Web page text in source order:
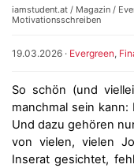
iamstudent.at / Magazin /
Motivationsschreiben
19.03.2026 · Evergreen,
So schön (und
manchmal sein
Und dazu gehören
von vielen, vielen
Inserat gesichtet,